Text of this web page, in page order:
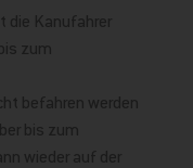
die Kanufahrer
zum
befahren werden
bis zum
wieder auf der